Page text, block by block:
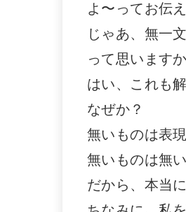
よ〜ってお伝
じゃあ、無一
って思います
はい、これも
なぜか？
無いものは表
無いものは無
だから、本当